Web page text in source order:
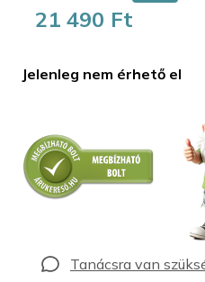
21 490 Ft
Jelenleg nem érhető el